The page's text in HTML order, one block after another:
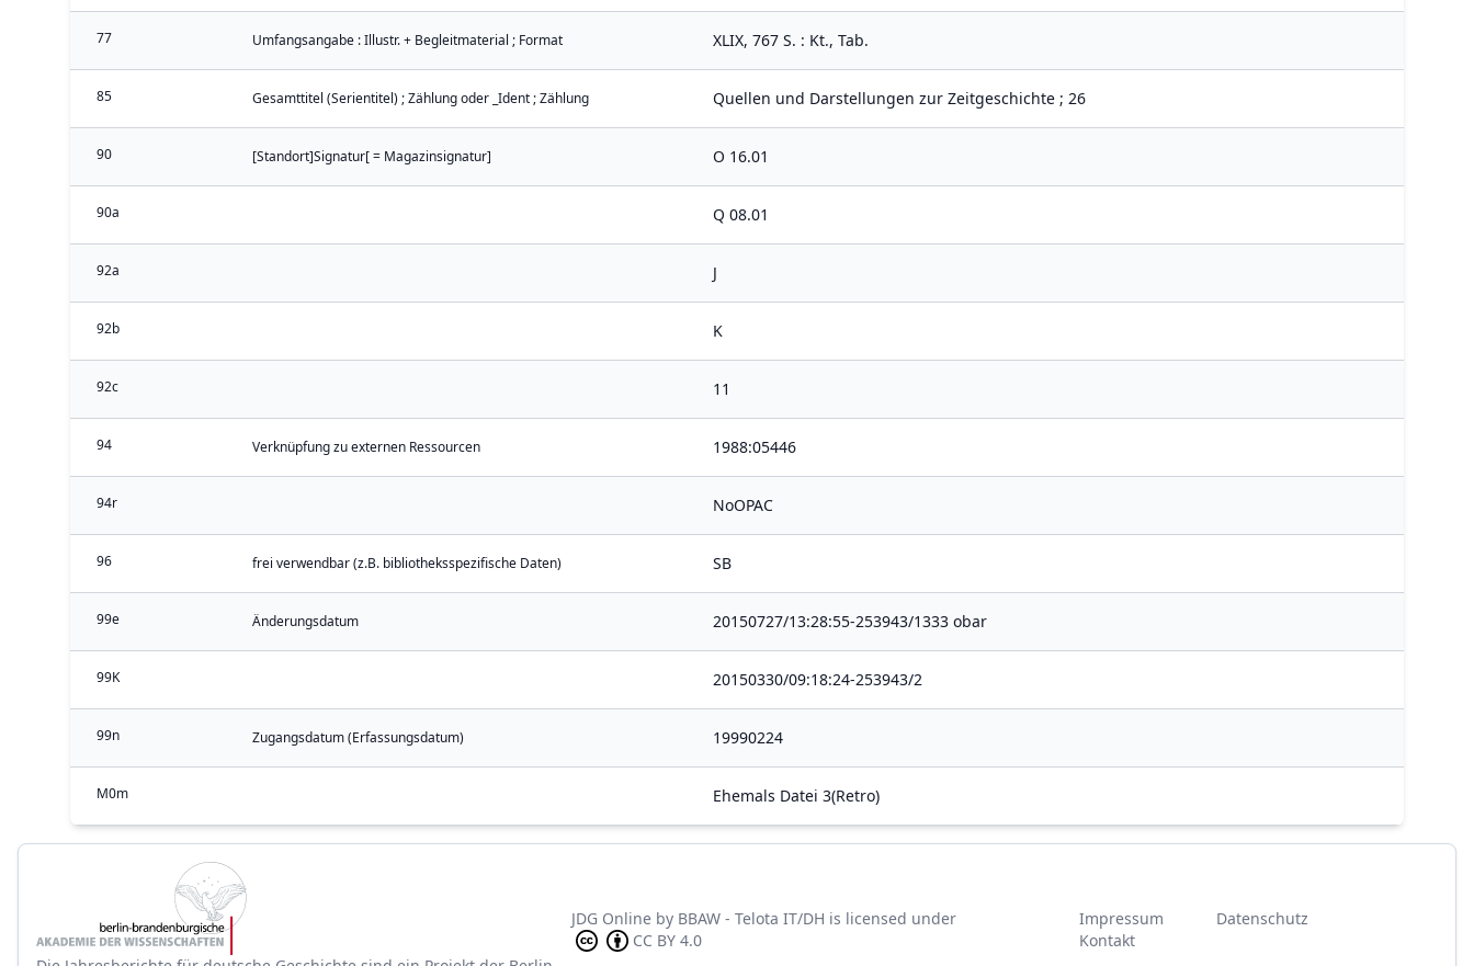
77 Umfangsangabe : Illustr. + Begleitmaterial ; Format XLIX, 767 S. : Kt., Tab.
85 Gesamttitel (Serientitel) ; Zählung oder _Ident ; Zählung Quellen und Darstellungen zur Zeitgeschichte ; 26
90 [Standort]Signatur[ = Magazinsignatur] O 16.01
90a Q 08.01
92a J
92b K
92c 11
94 Verknüpfung zu externen Ressourcen 1988:05446
94r NoOPAC
96 frei verwendbar (z.B. bibliotheksspezifische Daten) SB
99e Änderungsdatum 20150727/13:28:55-253943/1333 obar
99K 20150330/09:18:24-253943/2
99n Zugangsdatum (Erfassungsdatum) 19990224
M0m Ehemals Datei 3(Retro)
JDG Onlineby BBAW - Telota IT/DH is licensed under
CC BY 4.0
Impressum
Datenschutz
Kontakt